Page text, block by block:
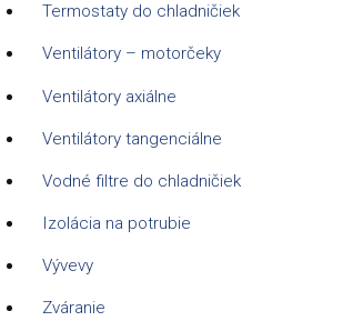
Termostaty do chladničiek
Ventilátory – motorčeky
Ventilátory axiálne
Ventilátory tangenciálne
Vodné filtre do chladničiek
Izolácia na potrubie
Vývevy
Zváranie